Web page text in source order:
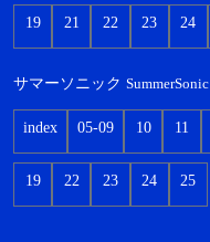
19 21 22 23 24
サマーソニック SummerSonic
index 05-09 10 11
19 22 23 24 25